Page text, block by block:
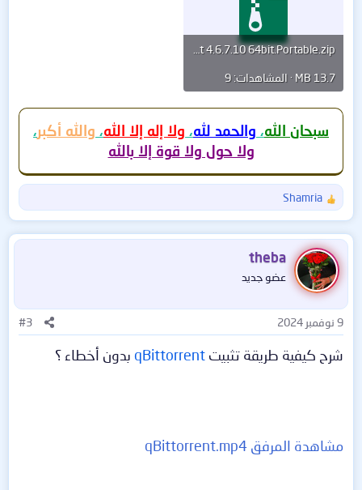
qBittorrent 4.6.7.10 64bit.Portable.zip
13.7 MB · المشاهدات: 9
سبحان الله، والحمد لله، ولا إله إلا الله، والله أكبر،
ولا حول ولا قوة إلا بالله
ل
ت
ف
ا
ع
ا
ت
Shamria
theba
عضو جديد
9 نوفمبر 2024 #3
شرح كيفية طريقة تثبيت qBittorrent بدون أخطاء ؟
مشاهدة المرفق qBittorrent.mp4